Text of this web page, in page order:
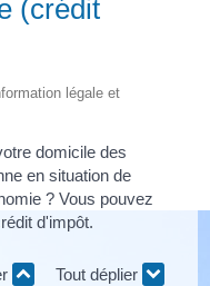
(crédit
légale et
domicile des
en situation de
? Vous pouvez
d'impôt.
Tout déplier